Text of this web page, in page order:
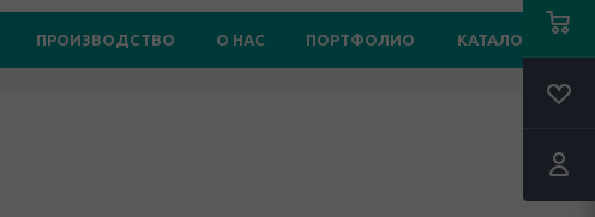
ПРОИЗВОДСТВО О НАС ПОРТФОЛИО КАТАЛОГИ